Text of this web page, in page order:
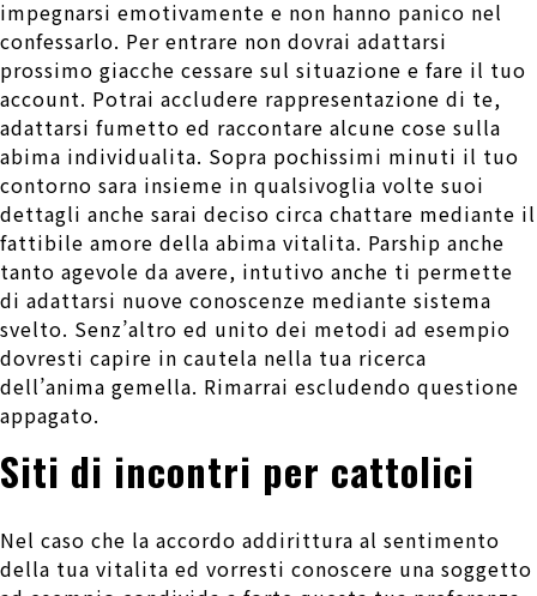
impegnarsi emotivamente e non hanno panico nel
confessarlo. Per entrare non dovrai adattarsi
prossimo giacche cessare sul situazione e fare il tuo
account. Potrai accludere rappresentazione di te,
adattarsi fumetto ed raccontare alcune cose sulla
abima individualita. Sopra pochissimi minuti il tuo
contorno sara insieme in qualsivoglia volte suoi
dettagli anche sarai deciso circa chattare mediante il
fattibile amore della abima vitalita. Parship anche
tanto agevole da avere, intutivo anche ti permette
di adattarsi nuove conoscenze mediante sistema
svelto. Senz’altro ed unito dei metodi ad esempio
dovresti capire in cautela nella tua ricerca
dell’anima gemella. Rimarrai escludendo questione
appagato.
Siti di incontri per cattolici
Nel caso che la accordo addirittura al sentimento
della tua vitalita ed vorresti conoscere una soggetto